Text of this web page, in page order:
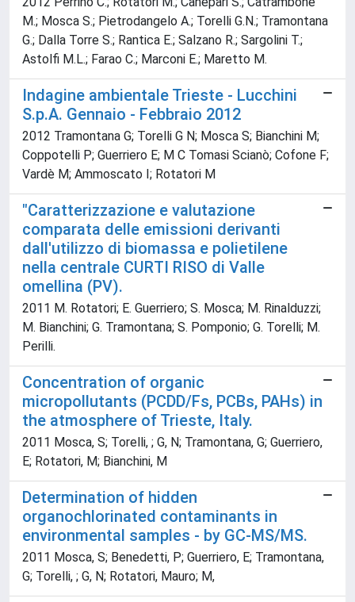
M.; Mosca S.; Pietrodangelo A.; Torelli G.N.; Tramontana
G.; Dalla Torre S.; Rantica E.; Salzano R.; Sargolini T.;
Astolfi M.L.; Farao C.; Marconi E.; Maretto M.
Indagine ambientale Trieste - Lucchini
S.p.A. Gennaio - Febbraio 2012
2012 Tramontana G; Torelli G N; Mosca S; Bianchini M;
Coppotelli P; Guerriero E; M C Tomasi Scianò; Cofone F;
Vardè M; Ammoscato I; Rotatori M
"Caratterizzazione e valutazione
comparata delle emissioni derivanti
dall'utilizzo di biomassa e polietilene
nella centrale CURTI RISO di Valle
omellina (PV).
2011 M. Rotatori; E. Guerriero; S. Mosca; M. Rinalduzzi;
M. Bianchini; G. Tramontana; S. Pomponio; G. Torelli; M.
Perilli.
Concentration of organic
micropollutants (PCDD/Fs, PCBs, PAHs) in
the atmosphere of Trieste, Italy.
2011 Mosca, S; Torelli, ; G, N; Tramontana, G; Guerriero,
E; Rotatori, M; Bianchini, M
Determination of hidden
organochlorinated contaminants in
environmental samples - by GC-MS/MS.
2011 Mosca, S; Benedetti, P; Guerriero, E; Tramontana,
G; Torelli, ; G, N; Rotatori, Mauro; M,